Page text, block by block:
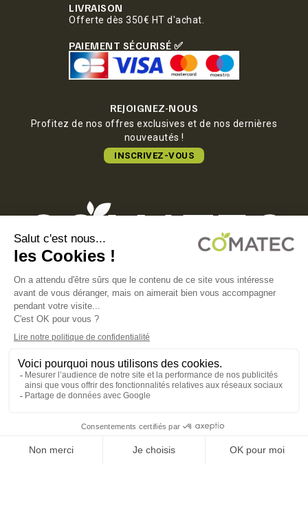
LIVRAISON
Offerte dès 350€ HT d'achat.
PAIEMENT SÉCURISÉ ✅
REJOIGNEZ-NOUS
Profitez de nos offres exclusives et de nos dernières
nouveautés !
INSCRIVEZ-VOUS
COMATEC PACKAGING
Boulevard François-Xavier Fafeur
11000 Carcassonne, FRANCE
POLITIQUE DE CONFIDENTIALITÉ
POLITIQUE EN MATIÈRE DE COOKIES
CGV